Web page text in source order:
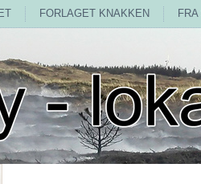
FORLAGET KNAKKEN